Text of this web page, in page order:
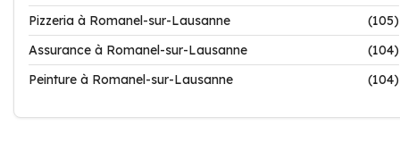
Pizzeria à Romanel-sur-Lausanne
(105)
Assurance à Romanel-sur-Lausanne
(104)
Peinture à Romanel-sur-Lausanne
(104)